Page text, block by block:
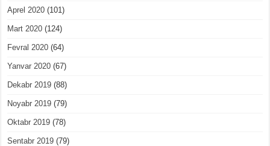
Aprel 2020 (101)
Mart 2020 (124)
Fevral 2020 (64)
Yanvar 2020 (67)
Dekabr 2019 (88)
Noyabr 2019 (79)
Oktabr 2019 (78)
Sentabr 2019 (79)